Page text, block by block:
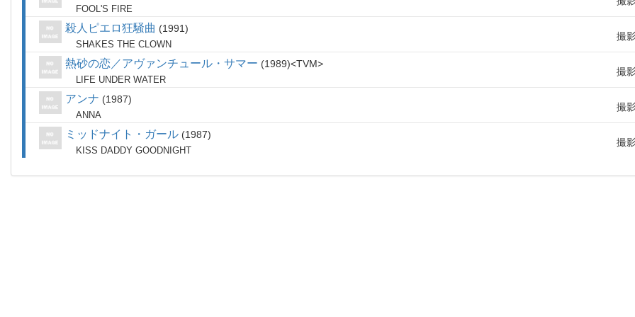
FOOL'S FIRE
殺人ピエロ狂騒曲 1991
SHAKES THE CLOWN
撮
熱砂の恋／アヴァンチュール・サマー 1989 TVM
LIFE UNDER WATER
撮
アンナ 1987
ANNA
撮
ミッドナイト・ガール 1987
KISS DADDY GOODNIGHT
撮